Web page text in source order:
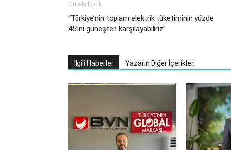
Önceki İçerik
“Türkiye’nin toplam elektrik tüketiminin yüzde
45’ini güneşten karşılayabiliriz”
İlgili Haberler Yazarın Diğer İçerikleri